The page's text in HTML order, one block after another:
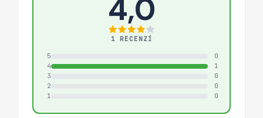
4,0
1 RECENZÍ
5
0
4
1
3
0
2
0
1
0